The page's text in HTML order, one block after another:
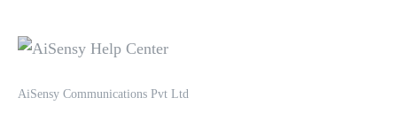
AiSensy Communications Pvt Ltd